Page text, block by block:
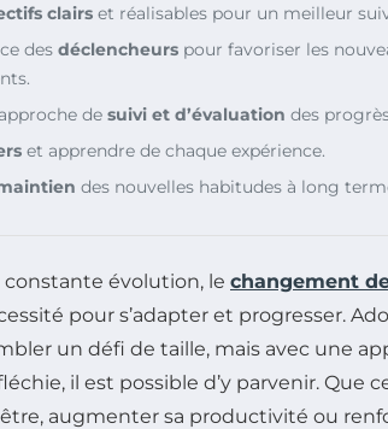
clairs et réalisables pour un meilleur
des déclencheurs pour favoriser les
de suivi et d’évaluation des
et apprendre de chaque expérience.
des nouvelles habitudes à long
évolution, le changement
pour s’adapter et progresser.
un défi de taille, mais avec une
il est possible d’y parvenir. Que
augmenter sa productivité ou